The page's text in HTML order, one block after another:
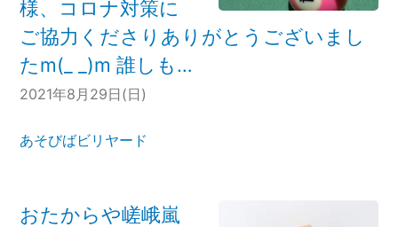
様、コロナ対策に
ご協力くださりありがとうございまし
たm(_ _)m 誰しも…
2021年8月29日(日)
あそびばビリヤード
おたからや嵯峨嵐